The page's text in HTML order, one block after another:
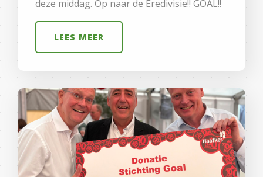
deze middag. Óp naar de Eredivisie!! GOAL!!
LEES MEER